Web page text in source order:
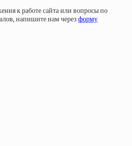
к работе сайта или вопросы по
напишите нам через форму